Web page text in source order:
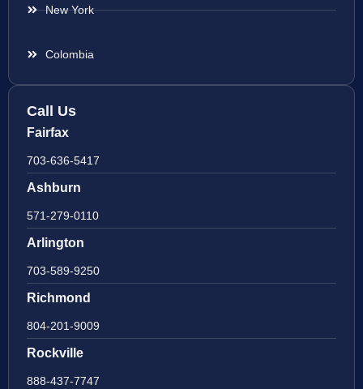
New York
Colombia
Call Us
Fairfax
703-636-5417
Ashburn
571-279-0110
Arlington
703-589-9250
Richmond
804-201-9009
Rockville
888-437-7747